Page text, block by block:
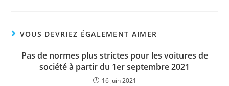
VOUS DEVRIEZ ÉGALEMENT AIMER
Pas de normes plus strictes pour les voitures de
société à partir du 1er septembre 2021
16 juin 2021